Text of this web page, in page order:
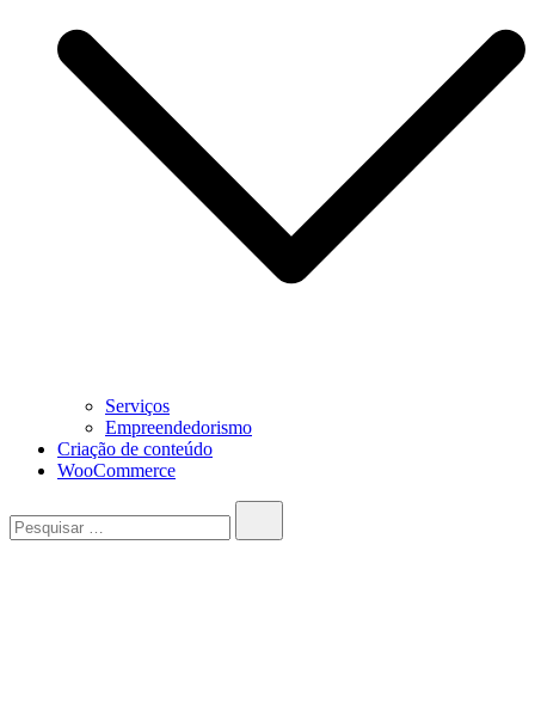
Serviços
Empreendedorismo
Criação de conteúdo
WooCommerce